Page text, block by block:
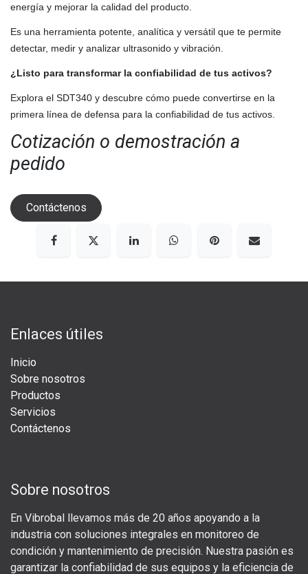
energía y mejorar la calidad del producto.
Es una herramienta potente, analítica y versátil que te permite
detectar, medir y analizar ultrasonido y vibración.
¿Listo para transformar la confiabilidad de tus activos?
Explora el SDT340 y descubre cómo puede convertirse en la
primera línea de defensa para la confiabilidad de tus activos.
Cotización o demostración a
pedido
Contáctenos
Enlaces útiles
Inicio
Sobre nosotros
Productos
Servicios
Contáctenos
Sobre nosotros
En Vibrobal llevamos más de 20 años apoyando a la
industria con soluciones integrales en monitoreo de
condición y mantenimiento de precisión. Nuestra pasión es
garantizar la confiabilidad de sus equipos y la eficiencia de